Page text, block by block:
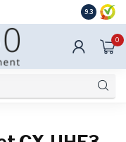
Ook
9.3
0